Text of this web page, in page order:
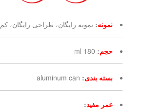
نمونه: نمونه رایگان، طراحی رایگان، کم MOQ
حجم:
180 ml
بسته بندی:
aluminum can
عمر مفید: